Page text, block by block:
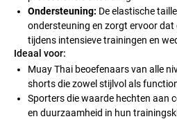
Ondersteuning: De elastische
ondersteuning en zorgt ervoor
tijdens intensieve trainingen en
Ideaal voor:
Muay Thai beoefenaars van alle
shorts die zowel stijlvol als
Sporters die waarde hechten aan
en duurzaamheid in hun